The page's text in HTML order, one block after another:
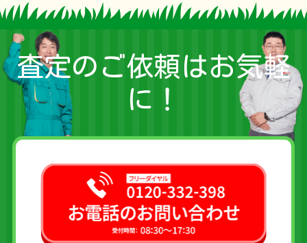
査定のご依頼はお気軽
に！